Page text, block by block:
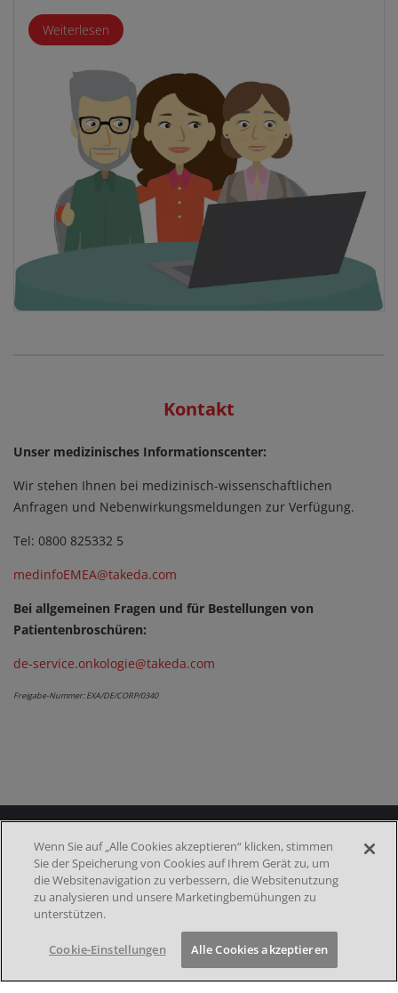
Weiterlesen
Kontakt
Unser medizinisches Informationscenter:
Wir stehen Ihnen bei medizinisch-wissenschaftlichen
Anfragen und Nebenwirkungsmeldungen zur Verfügung.
Tel: 0800 825332 5
medinfoEMEA@takeda.com
Bei allgemeinen Fragen und für Bestellungen von
Patientenbroschüren:
de-service.onkologie@takeda.com
Freigabe-Nummer: EXA/DE/CORP/0340
Media
Footer menu 2nd
DATENSCHUTZ
IMPRESSUM
NUTZUNGSBEDINGUNGEN
COOKIE-EINSTELLUNGEN
Wenn Sie auf „Alle Cookies akzeptieren“ klicken, stimmen
Sie der Speicherung von Cookies auf Ihrem Gerät zu, um
die Websitenavigation zu verbessern, die Websitenutzung
zu analysieren und unsere Marketingbemühungen zu
unterstützen.
Cookie-Einstellungen Alle Cookies akzeptieren